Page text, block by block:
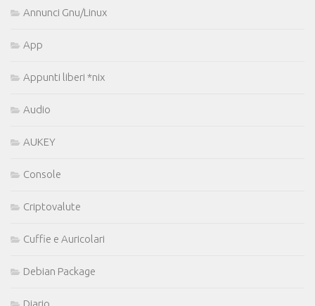
Annunci Gnu/Linux
App
Appunti liberi *nix
Audio
AUKEY
Console
Criptovalute
Cuffie e Auricolari
Debian Package
Diario